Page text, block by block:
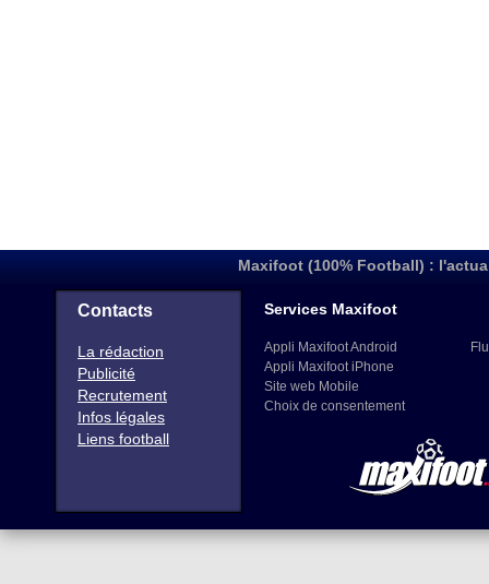
Maxifoot (100% Football) :
Contacts
La rédaction
Publicité
Recrutement
Infos légales
Liens football
Services Maxifoot
Appli Maxifoot Android
Appli Maxifoot iPhone
Site web Mobile
Choix de consentement